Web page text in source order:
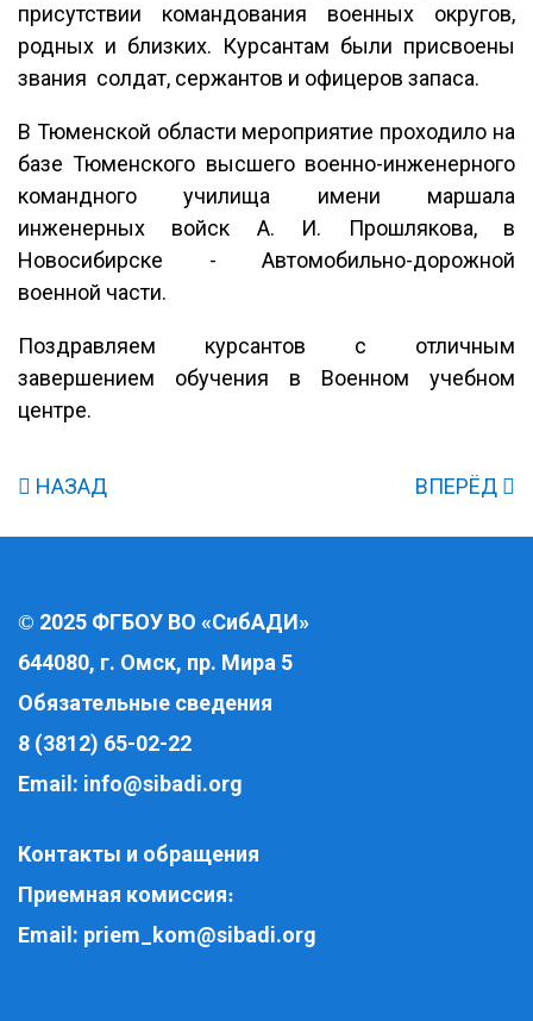
присутствии командования военных округов,
родных и близких. Курсантам были присвоены
звания солдат, сержантов и офицеров запаса.
В Тюменской области мероприятие проходило на
базе Тюменского высшего военно-инженерного
командного училища имени маршала
инженерных войск А. И. Прошлякова, в
Новосибирске - Автомобильно-дорожной
военной части.
Поздравляем курсантов с отличным
завершением обучения в Военном учебном
центре.
НАЗАД ВПЕРЁД
© 2025 ФГБОУ ВО «СибАДИ»
644080, г. Омск, пр. Мира 5
Обязательные сведения
8 (3812) 65-02-22
Email: info@sibadi.org
Контакты и обращения
Приемная комиссия:
Email: priem_kom@sibadi.org